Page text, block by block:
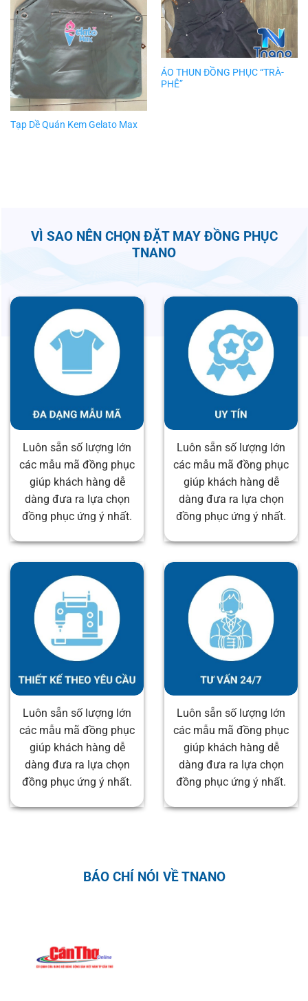
Tạp Dề Quán Kem Gelato Max
ÁO THUN ĐỒNG PHỤC “TRÀ-
PHÊ”
VÌ SAO NÊN CHỌN ĐẶT MAY ĐỒNG PHỤC
TNANO
Luôn sẵn số lượng lớn
các mẫu mã đồng phục
giúp khách hàng dễ
dàng đưa ra lựa chọn
đồng phục ứng ý nhất.
Luôn sẵn số lượng lớn
các mẫu mã đồng phục
giúp khách hàng dễ
dàng đưa ra lựa chọn
đồng phục ứng ý nhất.
Luôn sẵn số lượng lớn
các mẫu mã đồng phục
giúp khách hàng dễ
dàng đưa ra lựa chọn
đồng phục ứng ý nhất.
Luôn sẵn số lượng lớn
các mẫu mã đồng phục
giúp khách hàng dễ
dàng đưa ra lựa chọn
đồng phục ứng ý nhất.
BÁO CHÍ NÓI VỀ TNANO